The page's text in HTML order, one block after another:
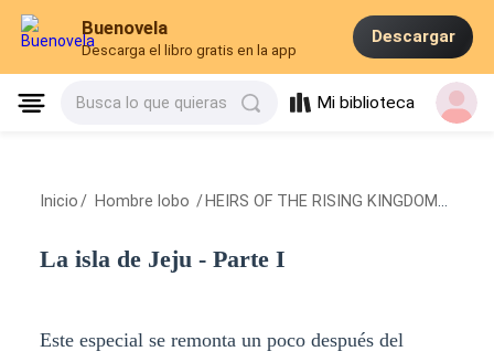
Buenovela
Descarga el libro gratis en la app
Descargar
Busca lo que quieras Mi biblioteca
Inicio / Hombre lobo / HEIRS OF THE RISING KINGDOM
La isla de Jeju - Parte I
Este especial se remonta un poco después del